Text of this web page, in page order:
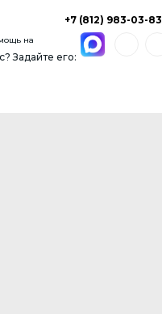
Задайте его:
+7 (812) 983-03-83
на